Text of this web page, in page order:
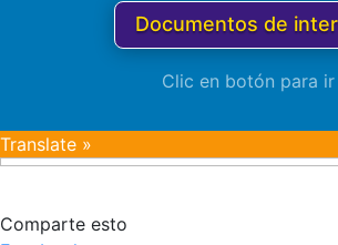
Documentos de
Clic en botón para ir
Translate »
Comparte esto